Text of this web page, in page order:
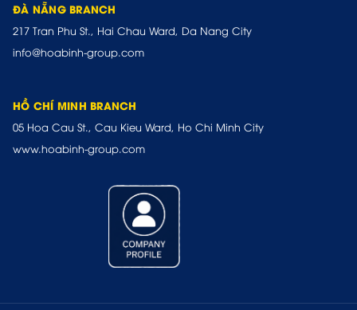
ĐÀ NẴNG BRANCH
217 Tran Phu St., Hai Chau Ward, Da Nang City
info@hoabinh-group.com
HỒ CHÍ MINH BRANCH
05 Hoa Cau St., Cau Kieu Ward, Ho Chi Minh City
www.hoabinh-group.com